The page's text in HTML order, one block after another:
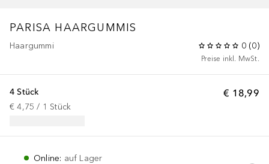
PARISA HAARGUMMIS
Haargummi 0 (0)
Preise inkl. MwSt.
€ 18,99
4 Stück
€ 4,75 / 1 Stück
Online: auf Lager